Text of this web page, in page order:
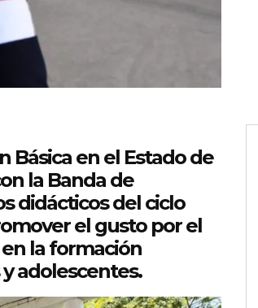
Básica en el Estado de
la Banda de
didácticos del ciclo
el gusto por el
la formación
adolescentes.